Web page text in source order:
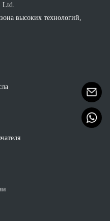
высоких технологий,